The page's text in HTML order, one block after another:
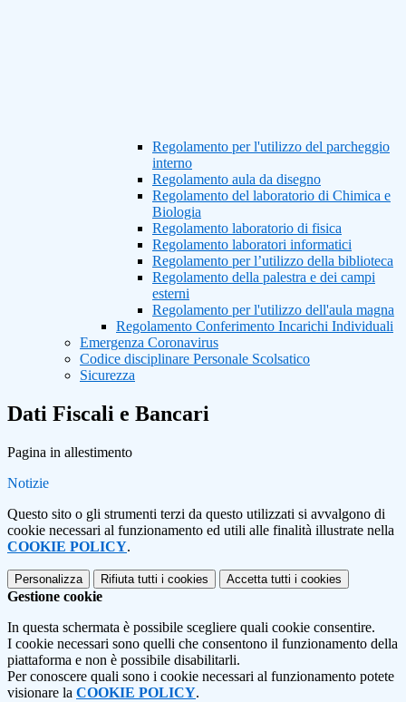
Regolamento per l'utilizzo del parcheggio
interno
Regolamento aula da disegno
Regolamento del laboratorio di Chimica e
Biologia
Regolamento laboratorio di fisica
Regolamento laboratori informatici
Regolamento per l’utilizzo della biblioteca
Regolamento della palestra e dei campi
esterni
Regolamento per l'utilizzo dell'aula magna
Regolamento Conferimento Incarichi Individuali
Emergenza Coronavirus
Codice disciplinare Personale Scolsatico
Sicurezza
Dati Fiscali e Bancari
Pagina in allestimento
Notizie
Questo sito o gli strumenti terzi da questo utilizzati si avvalgono di
cookie necessari al funzionamento ed utili alle finalità illustrate nella
COOKIE POLICY.
Personalizza Rifiuta tutti i cookies Accetta tutti i cookies
Gestione cookie
In questa schermata è possibile scegliere quali cookie consentire.
I cookie necessari sono quelli che consentono il funzionamento della
piattaforma e non è possibile disabilitarli.
Per conoscere quali sono i cookie necessari al funzionamento potete
visionare la COOKIE POLICY.